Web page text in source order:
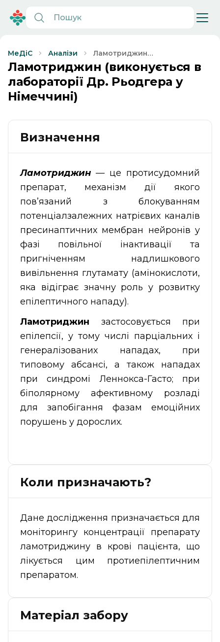
МеДіС Аналізи
Ламотриджин
(виконується в
лабораторії Др.
Рьодгера у
Ламотриджин (виконується в
лабораторії Др. Рьодгера у
Німеччині)
Визначення
Ламотриджин — це протисудомний
препарат, механізм дії якого
пов’язаний з блокуванням
потенціалзалежних натрієвих каналів
пресинаптичних мембран нейронів у
фазі повільної інактивації та
пригніченням надлишкового
вивільнення глутамату (амінокислоти,
яка відіграє значну роль у розвитку
епілептичного нападу).
Ламотриджин застосовується при
епілепсії, у тому числі парціальних і
генералізованих нападах, при
типовому абсансі, а також нападах
при синдромі Леннокса-Гасто; при
біполярному афективному розладі
для запобігання фазам емоційних
порушень у дорослих.
Коли призначають?
Дане дослідження призначається для
моніторингу концентрації препарату
ламотриджину в крові пацієнта, що
лікується цим протиепілептичним
препаратом.
Матеріал забору